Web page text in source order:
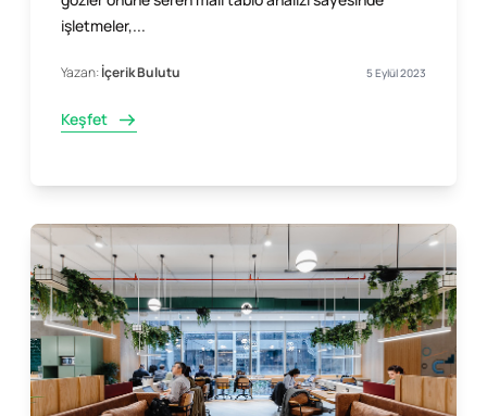
işletmeler,...
Yazan:İçerik Bulutu 5 Eylül 2023
Keşfet